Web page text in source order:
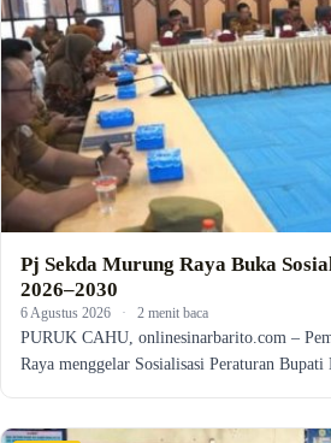
Pj Sekda Murung Raya Buka
2026–2030
6 Agustus 2026 · 2 menit baca
PURUK CAHU, onlinesinarbarito.com –
Raya menggelar Sosialisasi Peraturan